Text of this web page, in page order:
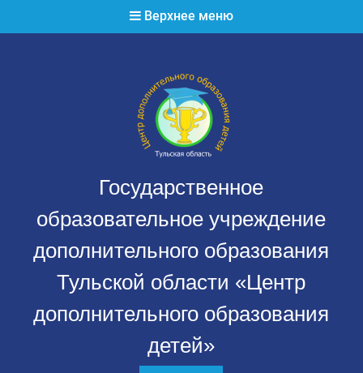
Верхнее меню
Государственное
образовательное учреждение
дополнительного образования
Тульской области «Центр
дополнительного образования
детей»